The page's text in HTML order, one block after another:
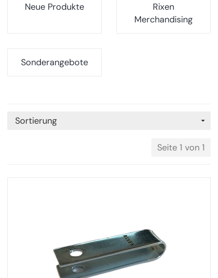
Neue Produkte
Rixen
Merchandising
Sonderangebote
Sortierung
Seite 1 von 1